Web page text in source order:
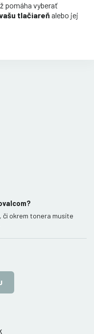
pomáha vyberať
tlačiareň alebo jej
či okrem tonera musíte